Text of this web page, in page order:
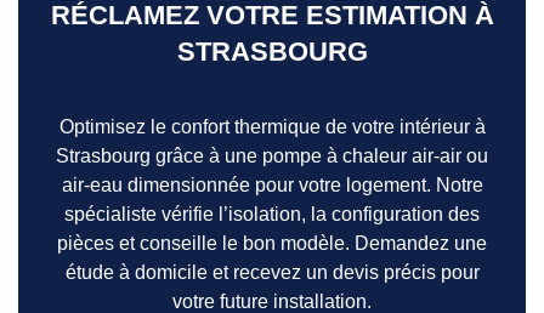
RÉCLAMEZ VOTRE ESTIMATION À
STRASBOURG
Optimisez le confort thermique de votre intérieur à
Strasbourg grâce à une pompe à chaleur air-air ou
air-eau dimensionnée pour votre logement. Notre
spécialiste vérifie l’isolation, la configuration des
pièces et conseille le bon modèle. Demandez une
étude à domicile et recevez un devis précis pour
votre future installation.